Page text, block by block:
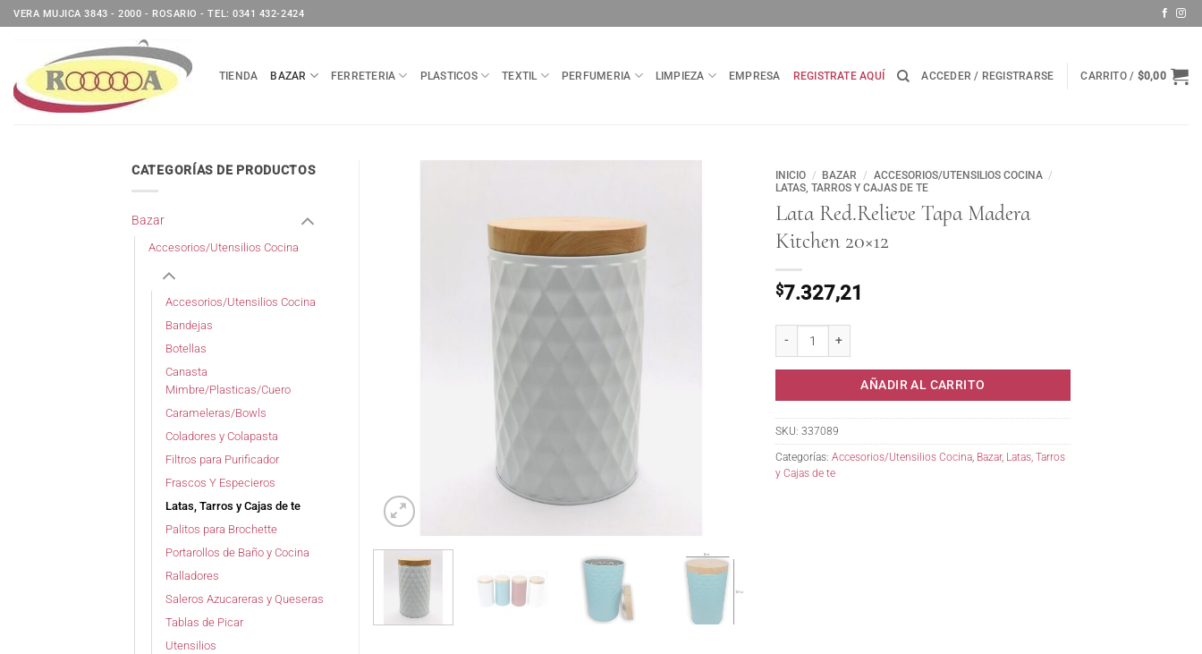
Saltar
al
VERA MUJICA 3843 - 2000 - ROSARIO - TEL: 0341 432-2424
TIENDA BAZAR FERRETERIA PLASTICOS TEXTIL PERFUMERIA LIMPIEZA EMPRESA REGISTRATE AQUÍ ACCEDER / REGISTRARSE CARRITO / $0,00
INICIO / BAZAR / ACCESORIOS/UTENSILIOS COCINA /
LATAS, TARROS Y CAJAS DE TE
Lata Red.Relieve Tapa Madera
Kitchen 20×12
$7.327,21
AÑADIR AL CARRITO
SKU: 337089
Categorías: Accesorios/Utensilios Cocina Bazar, Latas, Tarros
y Cajas de te
CATEGORÍAS DE PRODUCTOS
Bazar
Accesorios/Utensilios Cocina
Accesorios/Utensilios Cocina
Bandejas
Botellas
Canasta
Mimbre/Plasticas/Cuero
Carameleras/Bowls
Coladores y Colapasta
Filtros para Purificador
Frascos Y Especieros
Latas, Tarros y Cajas de te
Palitos para Brochette
Portarollos de Baño y Cocina
Ralladores
Saleros Azucareras y Queseras
Tablas de Picar
Utensilios